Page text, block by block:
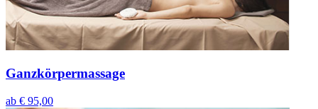
Ganzkörpermassage
ab € 95,00